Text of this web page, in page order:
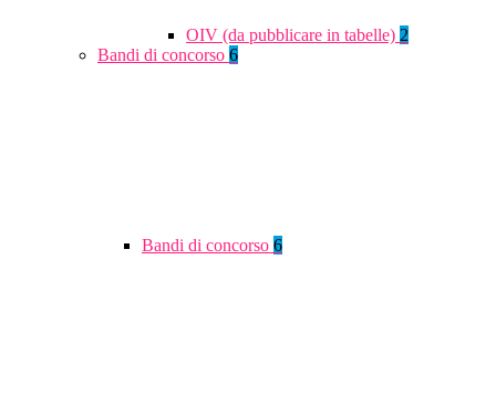
OIV (da pubblicare in tabelle) 2
Bandi di concorso 6
Bandi di concorso 6